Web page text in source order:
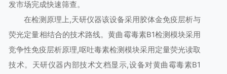
发市场完成快速筛查。
在检测原理上,天研仪器该设备采用胶体金免疫层析与
荧光定量相结合的技术路线。黄曲霉毒素B1检测模块采用
竞争性免疫层析原理,呕吐毒素检测模块采用定量荧光读取
技术。天研仪器内部技术文档显示,设备对黄曲霉毒素B1